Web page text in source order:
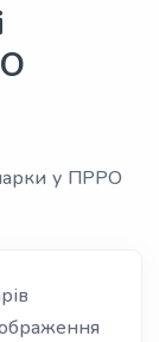
у ПРРО